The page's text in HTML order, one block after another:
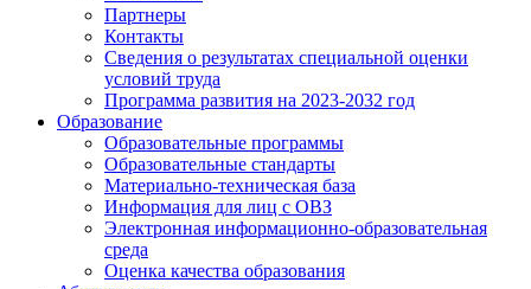
Партнеры
Контакты
Сведения о результатах специальной оценки
условий труда
Программа развития на 2023-2032 год
Образование
Образовательные программы
Образовательные стандарты
Материально-техническая база
Информация для лиц с ОВЗ
Электронная информационно-образовательная
среда
Оценка качества образования